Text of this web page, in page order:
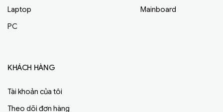
Laptop
PC
Mainboard
KHÁCH HÀNG
Tài khoản của tôi
Theo dõi đơn hàng